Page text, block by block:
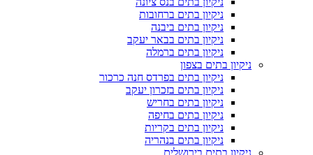
ניקיון בתים ברחובות
ניקיון בתים ביבנה
ניקיון בתים בבאר יעקב
ניקיון בתים ברמלה
ניקיון בתים בצפון
ניקיון בתים בפרדס חנה כרכור
ניקיון בתים בזכרון יעקב
ניקיון בתים בחריש
ניקיון בתים בחיפה
ניקיון בתים בקריות
ניקיון בתים בנהריה
ניקיון בתים בירושלים